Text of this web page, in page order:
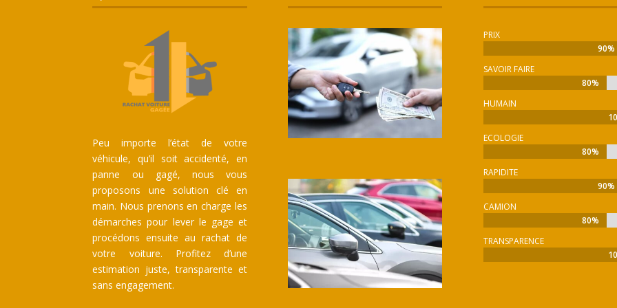
Peu importe l’état de votre
véhicule, qu’il soit accidenté, en
panne ou gagé, nous vous
proposons une solution clé en
main. Nous prenons en charge les
démarches pour lever le gage et
procédons ensuite au rachat de
votre voiture. Profitez d’une
estimation juste, transparente et
sans engagement.
PRIX
90%
90%
SAVOIR FAIRE
80%
80%
HUMAIN
ECOLOGIE
80%
80%
RAPIDITE
90%
90%
CAMION
80%
80%
TRANSPARENCE